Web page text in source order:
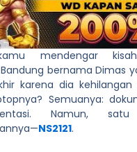
mendengar
bernama Dimas
karena dia
Semuanya:
Namun,
NS2121.